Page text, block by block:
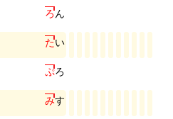
ろん
たい
ぷろ
みす